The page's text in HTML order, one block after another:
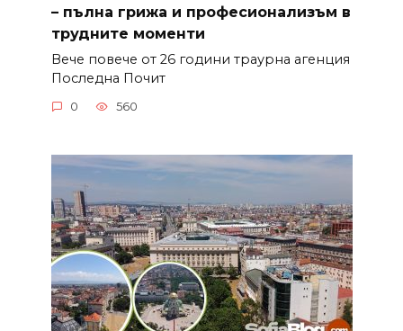
– пълна грижа и професионализъм в
трудните моменти
Вече повече от 26 години траурна агенция
Последна Почит
0 560